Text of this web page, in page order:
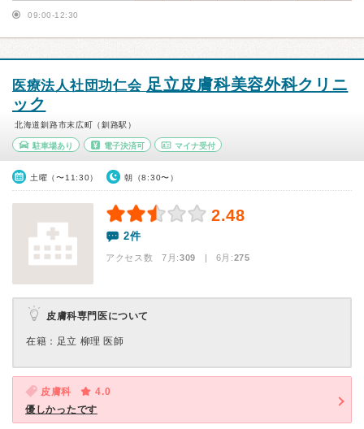
09:00-12:30
医療法人社団功仁会 足立皮膚科美容外科クリニ
ック
北海道釧路市末広町（釧路駅）
駐車場あり 電子決済可 マイナ受付
土曜（〜11:30） 朝（8:30〜）
2.48
2件
アクセス数 7月:309 | 6月:275
皮膚科専門医について
在籍：足立 柳理 医師
皮膚科
4.0
優しかったです